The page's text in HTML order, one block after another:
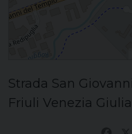
Strada San
Friuli Venezia